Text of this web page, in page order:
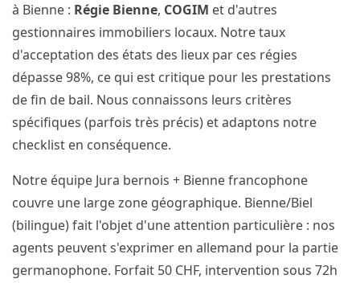
à Bienne : Régie Bienne, COGIM et d'autres
gestionnaires immobiliers locaux. Notre taux
d'acceptation des états des lieux par ces régies
dépasse 98%, ce qui est critique pour les prestations
de fin de bail. Nous connaissons leurs critères
spécifiques (parfois très précis) et adaptons notre
checklist en conséquence.
Notre équipe Jura bernois + Bienne francophone
couvre une large zone géographique. Bienne/Biel
(bilingue) fait l'objet d'une attention particulière : nos
agents peuvent s'exprimer en allemand pour la partie
germanophone. Forfait 50 CHF, intervention sous 72h